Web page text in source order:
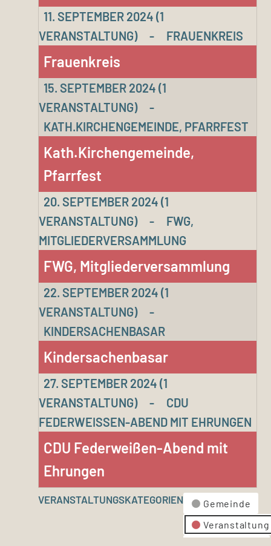
11. SEPTEMBER 2024 (1
VERANSTALTUNG)
- FRAUENKREIS
Frauenkreis
15. SEPTEMBER 2024 (1
VERANSTALTUNG)
-
KATH.KIRCHENGEMEINDE, PFARRFEST
Kath.Kirchengemeinde,
Pfarrfest
20. SEPTEMBER 2024 (1
VERANSTALTUNG)
-
FWG,
MITGLIEDERVERSAMMLUNG
FWG, Mitgliederversammlung
22. SEPTEMBER 2024 (1
VERANSTALTUNG)
-
KINDERSACHENBASAR
Kindersachenbasar
27. SEPTEMBER 2024 (1
VERANSTALTUNG)
-
CDU
FEDERWEISSEN-ABEND MIT EHRUNGEN
CDU Federweißen-Abend mit
Ehrungen
VERANSTALTUNGSKATEGORIEN
Gemeinde
Veranstaltung